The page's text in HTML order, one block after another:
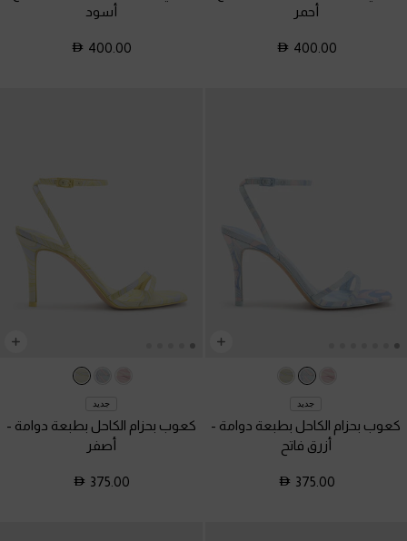
أحمر
400.00
أسود
400.00
جديد
كعوب بحزام الكاحل بطبعة دوامة -
أزرق فاتح
375.00
جديد
كعوب بحزام الكاحل بطبعة دوامة -
أصفر
375.00